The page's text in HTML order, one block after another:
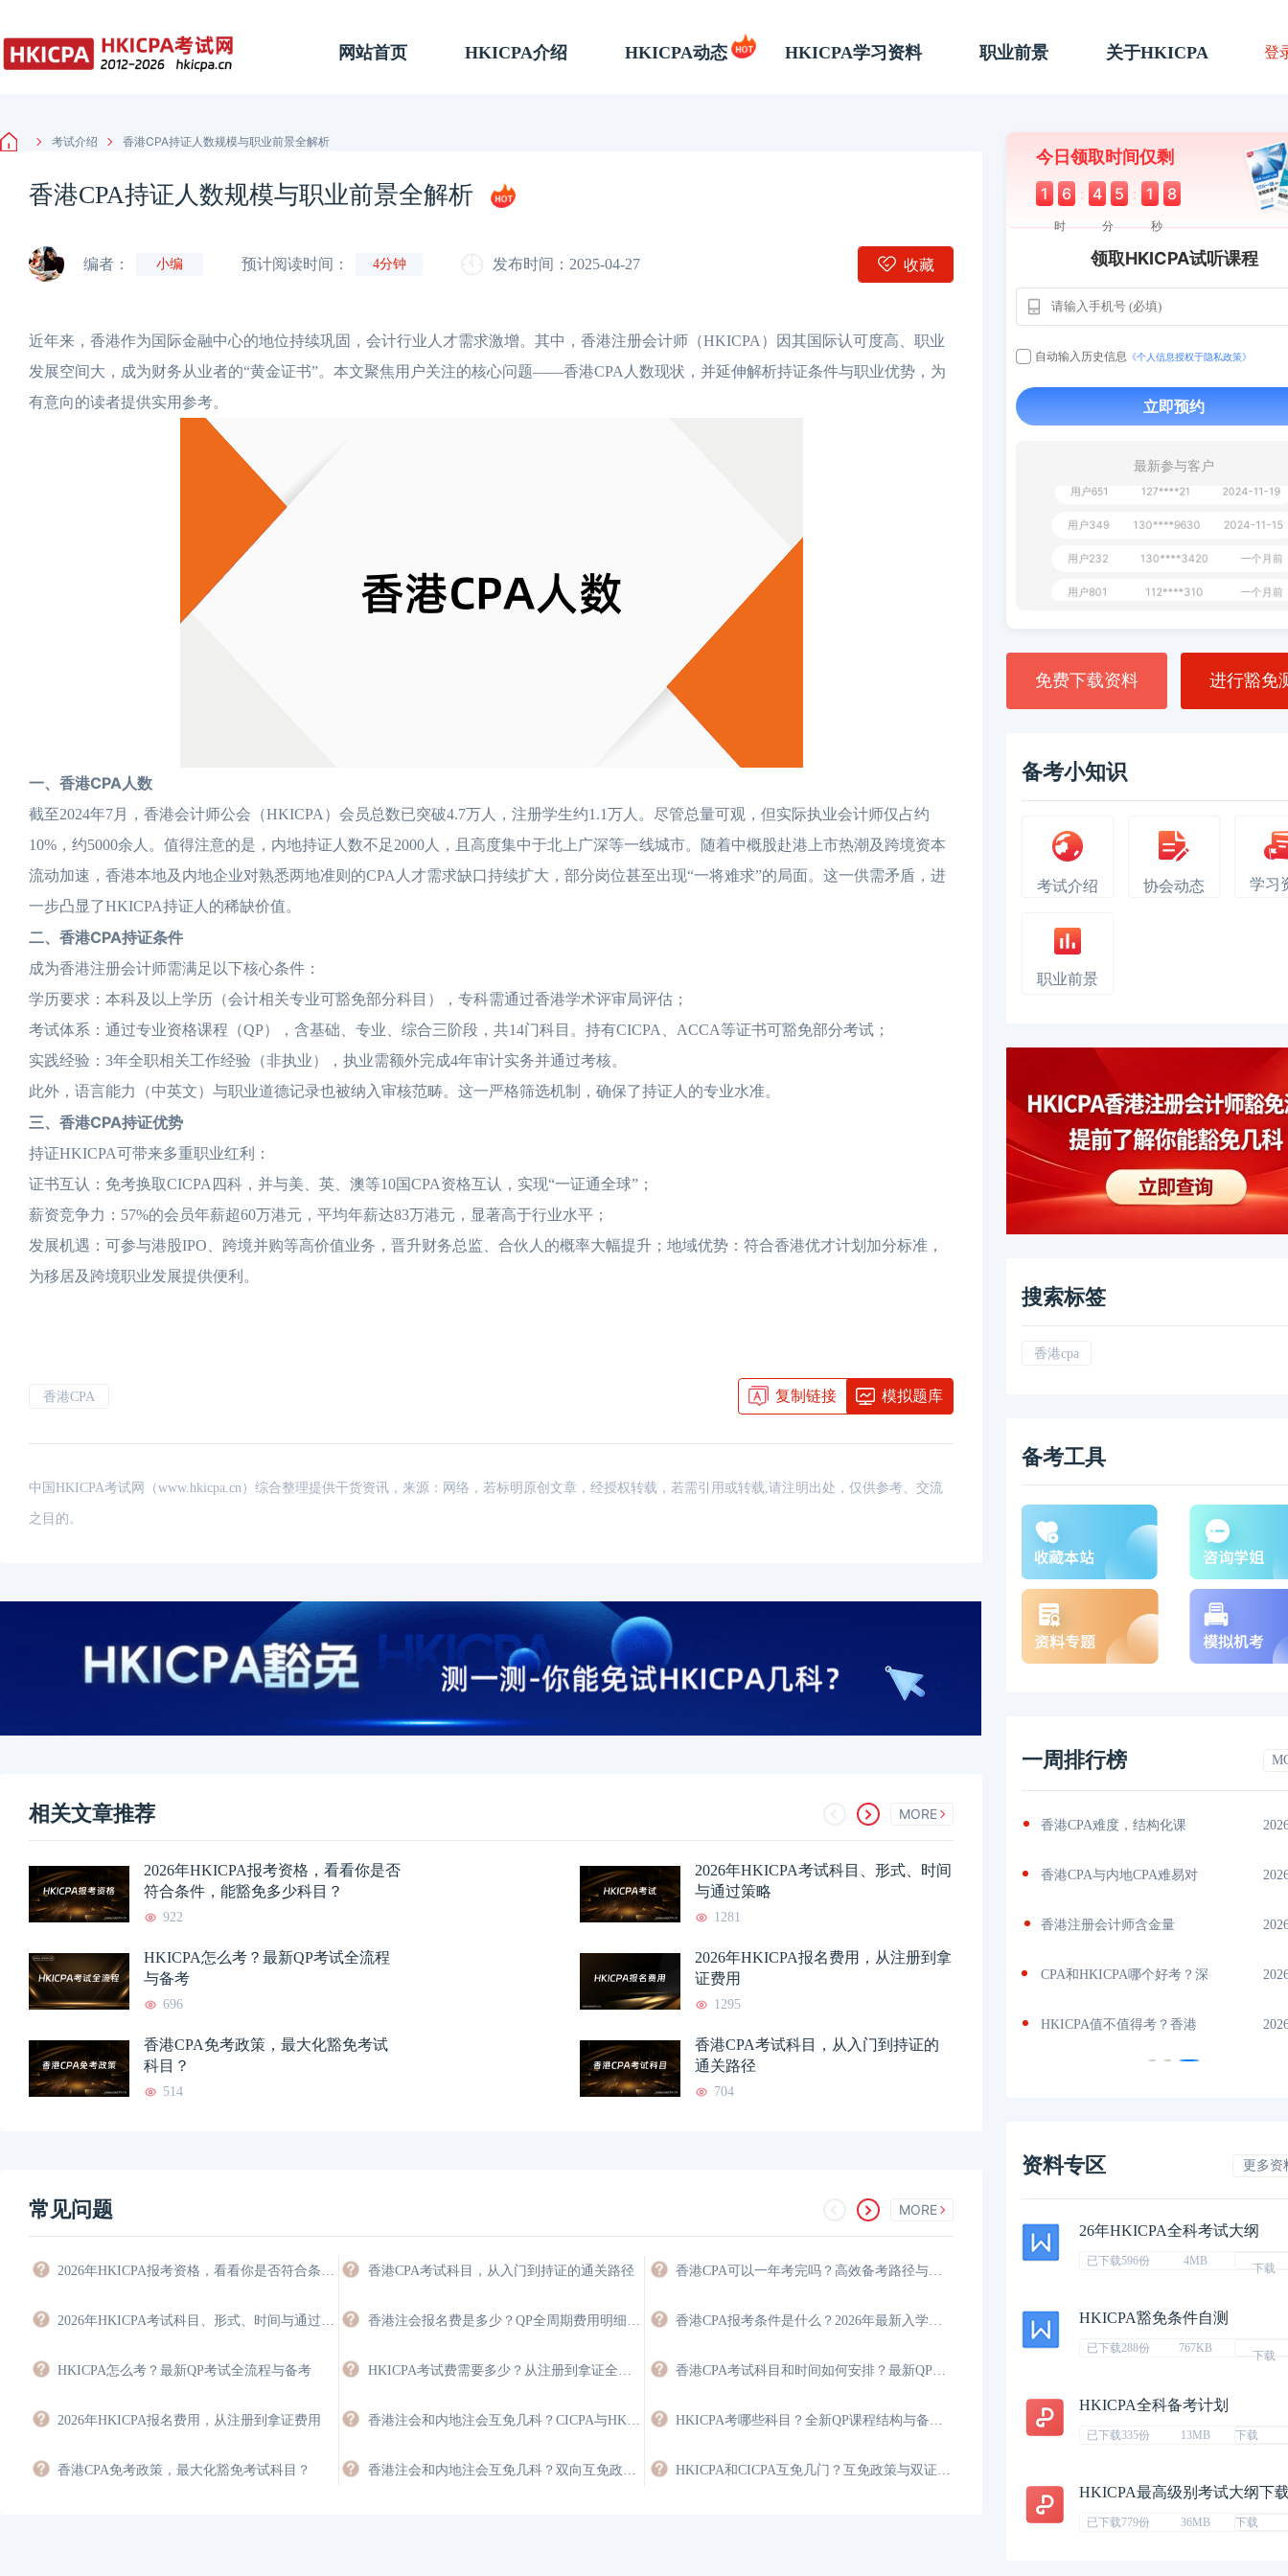
网站首页 HKICPA介绍 HKICPA动态 HKICPA学习资料 职业前景 关于HKICPA 登
考试介绍 香港CPA持证人数规模与职业前景全解析
香港CPA持证人数规模与职业前景全解析
编者： 小编 预计阅读时间： 4分钟 发布时间：2025-04-27 收藏
近年来，香港作为国际金融中心的地位持续巩固，会计行业人才需求激增。其中，香港注册会计师（HKICPA）因其国际认可度高、职业
发展空间大，成为财务从业者的“黄金证书”。本文聚焦用户关注的核心问题——香港CPA人数现状，并延伸解析持证条件与职业优势，为
有意向的读者提供实用参考。
一、香港CPA人数
截至2024年7月，香港会计师公会（HKICPA）会员总数已突破4.7万人，注册学生约1.1万人。尽管总量可观，但实际执业会计师仅占约
10%，约5000余人。值得注意的是，内地持证人数不足2000人，且高度集中于北上广深等一线城市。随着中概股赴港上市热潮及跨境资本
流动加速，香港本地及内地企业对熟悉两地准则的CPA人才需求缺口持续扩大，部分岗位甚至出现“一将难求”的局面。这一供需矛盾，进
一步凸显了HKICPA持证人的稀缺价值。
二、香港CPA持证条件
成为香港注册会计师需满足以下核心条件：
学历要求：本科及以上学历（会计相关专业可豁免部分科目），专科需通过香港学术评审局评估；
考试体系：通过专业资格课程（QP），含基础、专业、综合三阶段，共14门科目。持有CICPA、ACCA等证书可豁免部分考试；
实践经验：3年全职相关工作经验（非执业），执业需额外完成4年审计实务并通过考核。
此外，语言能力（中英文）与职业道德记录也被纳入审核范畴。这一严格筛选机制，确保了持证人的专业水准。
三、香港CPA持证优势
持证HKICPA可带来多重职业红利：
证书互认：免考换取CICPA四科，并与美、英、澳等10国CPA资格互认，实现“一证通全球”；
薪资竞争力：57%的会员年薪超60万港元，平均年薪达83万港元，显著高于行业水平；
发展机遇：可参与港股IPO、跨境并购等高价值业务，晋升财务总监、合伙人的概率大幅提升；地域优势：符合香港优才计划加分标准，
为移居及跨境职业发展提供便利。
香港CPA 复制链接 模拟题库
中国HKICPA考试网（www.hkicpa.cn）综合整理提供干货资讯，来源：网络，若标明原创文章，经授权转载，若需引用或转载,请注明出处，仅供参考、交流
之目的。
相关文章推荐 MORE
2026年HKICPA报考资格，看看你是否
符合条件，能豁免多少科目？
922
2026年HKICPA考试科目、形式、时间
与通过策略
1281
HKICPA怎么考？最新QP考试全流程
与备考
696
2026年HKICPA报名费用，从注册到拿
证费用
1295
香港CPA免考政策，最大化豁免考试
科目？
514
香港CPA考试科目，从入门到持证的
通关路径
704
常见问题 MORE
HKICPA怎么考？最新QP考试全流程与备考
2026年HKICPA报名费用，从注册到拿证费用
香港CPA免考政策，最大化豁免考试科目？
香港CPA考试科目，从入门到持证的通关路径
今日领取时间仅剩
1 6 : 4 5 : 1 7
时 分 秒
领取HKICPA试听课程
自动输入历史信息 《个人信息授权于隐私政策》
立即预约
最新参与客户
112****290
用户987 130****6344 2024-09-13
免费下载资料 进行豁免
备考小知识
考试介绍 协会动态 学习
职业前景
搜索标签
香港cpa
备考工具
一周排行榜
2026-05-03
HKICPA认证内地大学有哪 2026-05-03
2026-04-30
HKICPA是什么证书？揭秘
HKICPA证书有用吗？了解
香港注册会计师和国内
香港注册会计师含金量
香港CPA难度，结构化课
香港CPA与内地CPA难易对
香港注册会计师含金量
CPA和HKICPA哪个好考？深
HKICPA值不值得考？香港
资料专区 更多资
26年HKICPA全科考试大纲
已下载596份 4MB
下载
HKICPA豁免条件自测
已下载288份 767KB
下载
HKICPA全科备考计划
已下载335份 13MB 下载
HKICPA最高级别考试大纲下
已下载779份 36MB 下载